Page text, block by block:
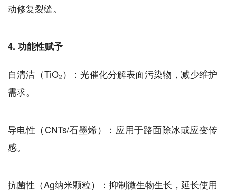
动修复裂缝。
4. 功能性赋予
自清洁（TiO₂）：光催化分解表面污染物，减少维护
需求。
导电性（CNTs/石墨烯）：应用于路面除冰或应变传
感。
抗菌性（Ag纳米颗粒）：抑制微生物生长，延长使用